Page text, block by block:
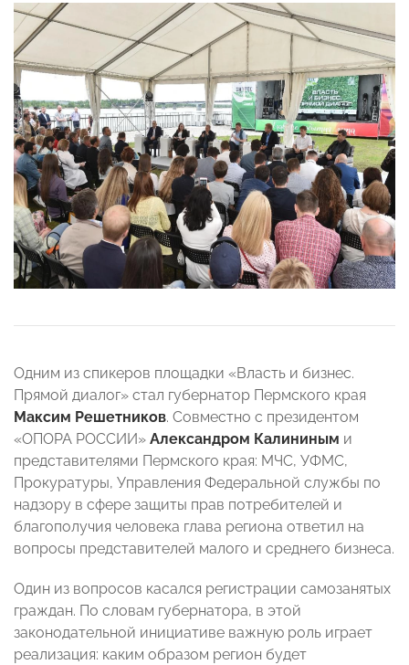
Одним из спикеров площадки «Власть и бизнес.
Прямой диалог» стал губернатор Пермского края
Максим Решетников. Совместно с президентом
«ОПОРА РОССИИ» Александром Калининым и
представителями Пермского края: МЧС, УФМС,
Прокуратуры, Управления Федеральной службы по
надзору в сфере защиты прав потребителей и
благополучия человека глава региона ответил на
вопросы представителей малого и среднего бизнеса.
Один из вопросов касался регистрации самозанятых
граждан. По словам губернатора, в этой
законодательной инициативе важную роль играет
реализация: каким образом регион будет